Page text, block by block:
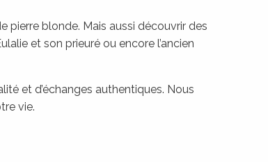
pierre blonde. Mais aussi découvrir des
et son prieuré ou encore l’ancien
et d’échanges authentiques. Nous
vie.